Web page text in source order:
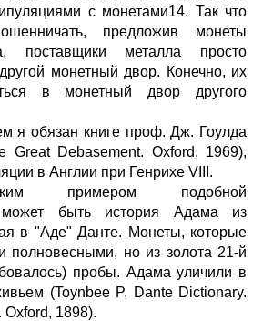
с монетами14. Так что
предложив монеты
поставщики металла просто
монетный двор. Конечно, их
в монетный двор другого
я обязан книге проф. Дж. Гоулда
Great Debasement. Oxford, 1969),
в Англии при Генрихе VIII.
примером подобной
может быть история Адама из
в "Аде" Данте. Монеты, которые
полновесными, но из золота 21-й
пробы. Адама уличили в
(Toynbee P. Dante Dictionary.
Oxford, 1898).